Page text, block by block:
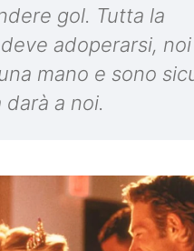
gol. Tutta la
adoperarsi,
mano e sono
darà a noi.